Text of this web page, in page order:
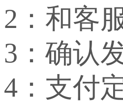
2：和客
3：确认
4：支付